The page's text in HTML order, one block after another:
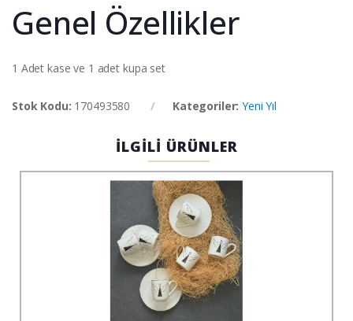
Genel Özellikler
1 Adet kase ve 1 adet kupa set
Stok Kodu: 170493580 Kategoriler:Yeni Yıl
İLGİLİ ÜRÜNLER